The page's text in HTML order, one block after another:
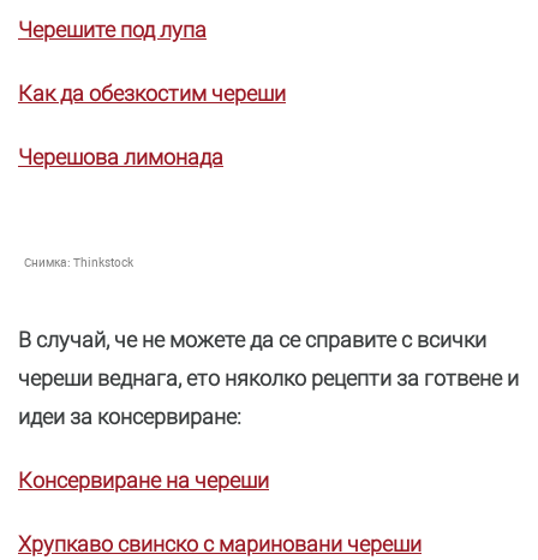
Черешите под лупа
Как да обезкостим череши
Черешова лимонада
Снимка: Thinkstock
В случай, че не можете да се справите с всички
череши веднага, ето няколко рецепти за готвене и
идеи за консервиране:
Консервиране на череши
Хрупкаво свинско с мариновани череши